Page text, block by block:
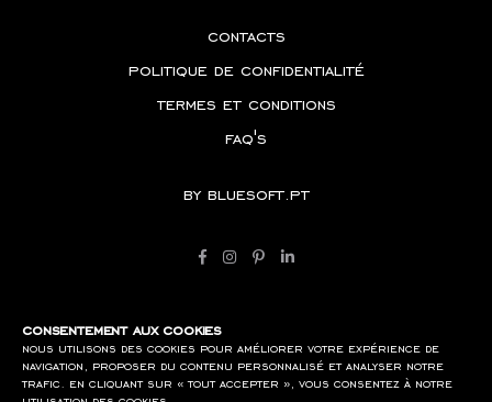
contacts
politique de confidentialité
termes et conditions
faq's
by bluesoft.pt
consentement aux cookies
nous utilisons des cookies pour améliorer votre expérience de
navigation, proposer du contenu personnalisé et analyser notre
trafic. en cliquant sur « tout accepter », vous consentez à notre